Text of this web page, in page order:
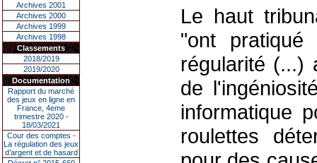
Archives 2001
Archives 2000
Archives 1999
Archives 1998
Classements
2018/2019
2019/2020
Documentation
Rapport du marché
des jeux en ligne en
France, 4eme
trimestre 2020 -
18/03/2021
Cour des comptes -
La régulation des jeux
d’argent et de hasard
Le haut
"ont
régularité (...)
de
informatique
roulettes